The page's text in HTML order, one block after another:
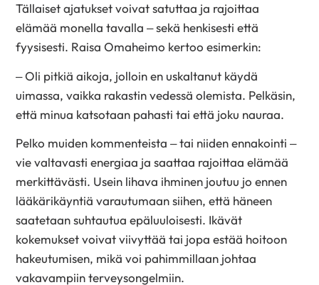
Tällaiset ajatukset voivat satuttaa ja rajoittaa
elämää monella tavalla – sekä henkisesti että
fyysisesti. Raisa Omaheimo kertoo esimerkin:
– Oli pitkiä aikoja, jolloin en uskaltanut käydä
uimassa, vaikka rakastin vedessä olemista. Pelkäsin,
että minua katsotaan pahasti tai että joku nauraa.
Pelko muiden kommenteista – tai niiden ennakointi –
vie valtavasti energiaa ja saattaa rajoittaa elämää
merkittävästi. Usein lihava ihminen joutuu jo ennen
lääkärikäyntiä varautumaan siihen, että häneen
saatetaan suhtautua epäluuloisesti. Ikävät
kokemukset voivat viivyttää tai jopa estää hoitoon
hakeutumisen, mikä voi pahimmillaan johtaa
vakavampiin terveysongelmiin.